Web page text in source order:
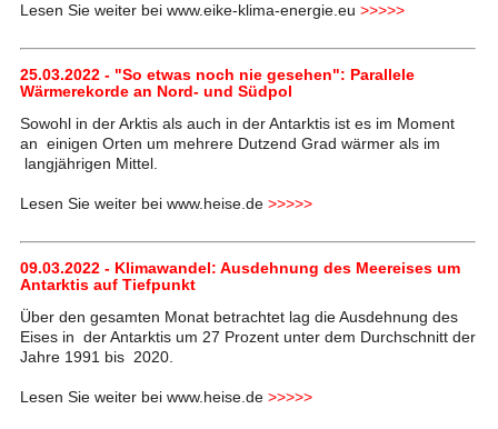
Lesen Sie weiter bei www.eike-klima-energie.eu >>>>>
25.03.2022 - "So etwas noch nie gesehen": Parallele
Wärmerekorde an Nord- und Südpol
Sowohl in der Arktis als auch in der Antarktis ist es im Moment
an einigen Orten um mehrere Dutzend Grad wärmer als im
langjährigen Mittel.
Lesen Sie weiter bei www.heise.de >>>>>
09.03.2022 - Klimawandel: Ausdehnung des Meereises um
Antarktis auf Tiefpunkt
Über den gesamten Monat betrachtet lag die Ausdehnung des
Eises in der Antarktis um 27 Prozent unter dem Durchschnitt der
Jahre 1991 bis 2020.
Lesen Sie weiter bei www.heise.de >>>>>